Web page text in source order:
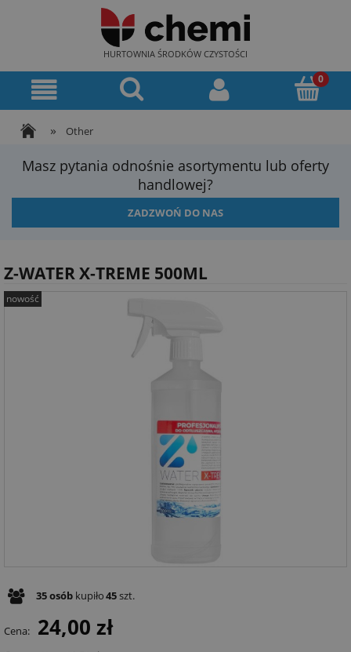
HURTOWNIA ŚRODKÓW CZYSTOŚCI
» Other
Masz pytania odnośnie asortymentu lub oferty
handlowej?
ZADZWOŃ DO NAS
Z-WATER X-TREME 500ML
nowość
35osób kupiło45szt.
Cena: 24,00 zł